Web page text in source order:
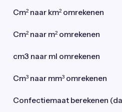
Cm² naar km² omrekenen
Cm² naar m² omrekenen
cm3 naar ml omrekenen
Cm³ naar mm³ omrekenen
Confectiemaat berekenen